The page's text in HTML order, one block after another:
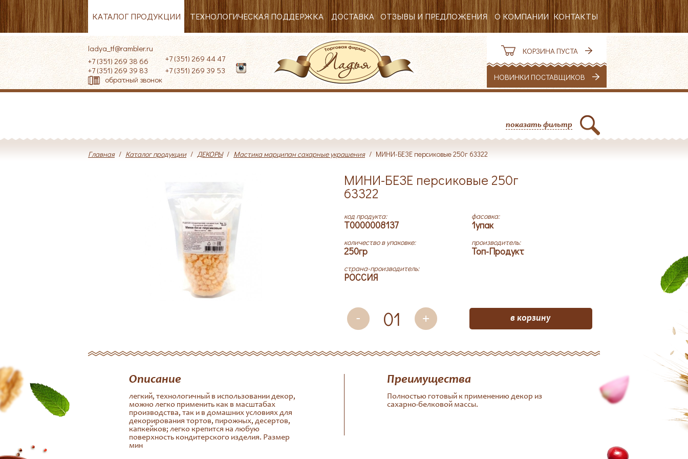
КАТАЛОГ ПРОДУКЦИИ ТЕХНОЛОГИЧЕСКАЯ ПОДДЕРЖКА ДОСТАВКА ОТЗЫВЫ И ПРЕДЛОЖЕНИЯ О КОМПАНИИ
РЕКВИЗИТЫ
ВАКАНСИИ
НОВОСТИ
КОНТАКТЫ
ladya_tf@rambler.ru
+7 (351) 269 38 66
+7 (351) 269 39 83
+7 (351) 269 44 47
+7 (351) 269 39 53
обратный звонок
КОРЗИНА ПУСТА
НОВИНКИ ПОСТАВЩИКОВ
показать фильтр
Главная / Каталог продукции / ДЕКОРЫ / Мастика марципан сахарные украшения / МИНИ-БЕЗЕ персиковые 250г 63322
МИНИ-БЕЗЕ персиковые 250г
63322
код продукта:
T0000008137
фасовка:
1упак
количество в упаковке:
250гр
производитель:
Топ-Продукт
страна-производитель:
РОССИЯ
в корзину
Описание
легкий, технологичный в использовании декор,
можно легко применить как в масштабах
производства, так и в домашних условиях для
декорирования тортов, пирожных, десертов,
капкейков; легко крепится на любую
поверхность кондитерского изделия. Размер
мин
Преимущества
Полностью готовый к применению декор из
сахарно-белковой массы.